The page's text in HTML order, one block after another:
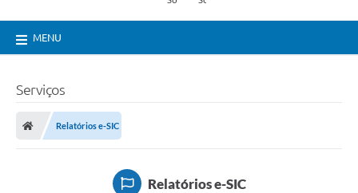
MENU
Serviços
Relatórios e-SIC
Relatórios e-SIC